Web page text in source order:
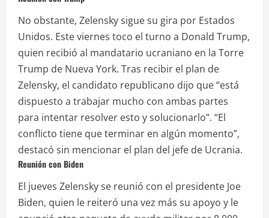
No obstante, Zelensky sigue su gira por Estados
Unidos. Este viernes toco el turno a Donald Trump,
quien recibió al mandatario ucraniano en la Torre
Trump de Nueva York. Tras recibir el plan de
Zelensky, el candidato republicano dijo que “está
dispuesto a trabajar mucho con ambas partes
para intentar resolver esto y solucionarlo”. “El
conflicto tiene que terminar en algún momento”,
destacó sin mencionar el plan del jefe de Ucrania.
Reunión con Biden
El jueves Zelensky se reunió con el presidente Joe
Biden, quien le reiteró una vez más su apoyo y le